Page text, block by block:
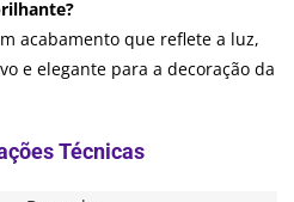
acabamento que reflete a luz,
e elegante para a decoração da